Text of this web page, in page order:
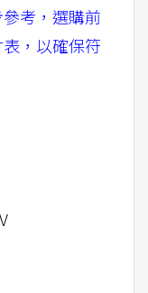
考，選購前
，以確保符